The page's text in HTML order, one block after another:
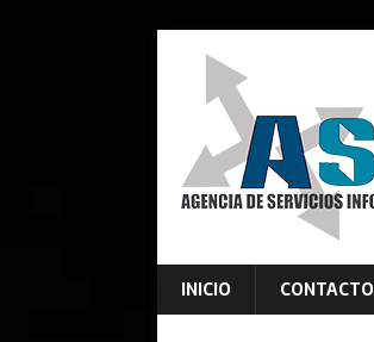
INICIO CONTACTO